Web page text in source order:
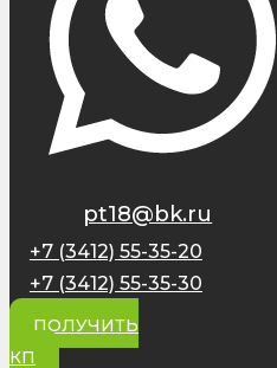
pt18@bk.ru
+7 (3412) 55-35-20
+7 (3412) 55-35-30
ПОЛУЧИТЬ
КП